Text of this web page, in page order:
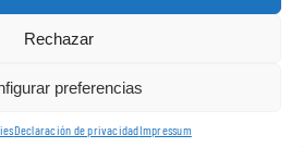
Rechazar
preferencias
Declaración de privacidadImpressum